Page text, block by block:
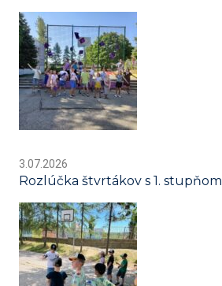
3.07.2026
Rozlúčka štvrtákov s 1. stupňom